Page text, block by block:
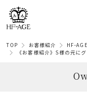
TOP お客様紹介
HF-
《お客様紹介》S様の元に